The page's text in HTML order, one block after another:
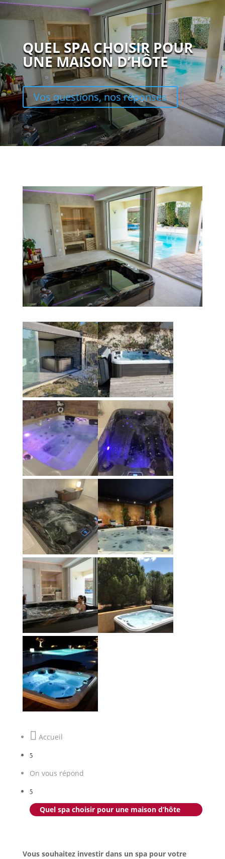
QUEL SPA CHOISIR POUR
UNE MAISON D’HÔTE
Vos questions, nos réponses
 Accueil
5
On vous répond
5
Quel spa choisir pour une maison d’hôte
Vous souhaitez investir dans un spa pour votre